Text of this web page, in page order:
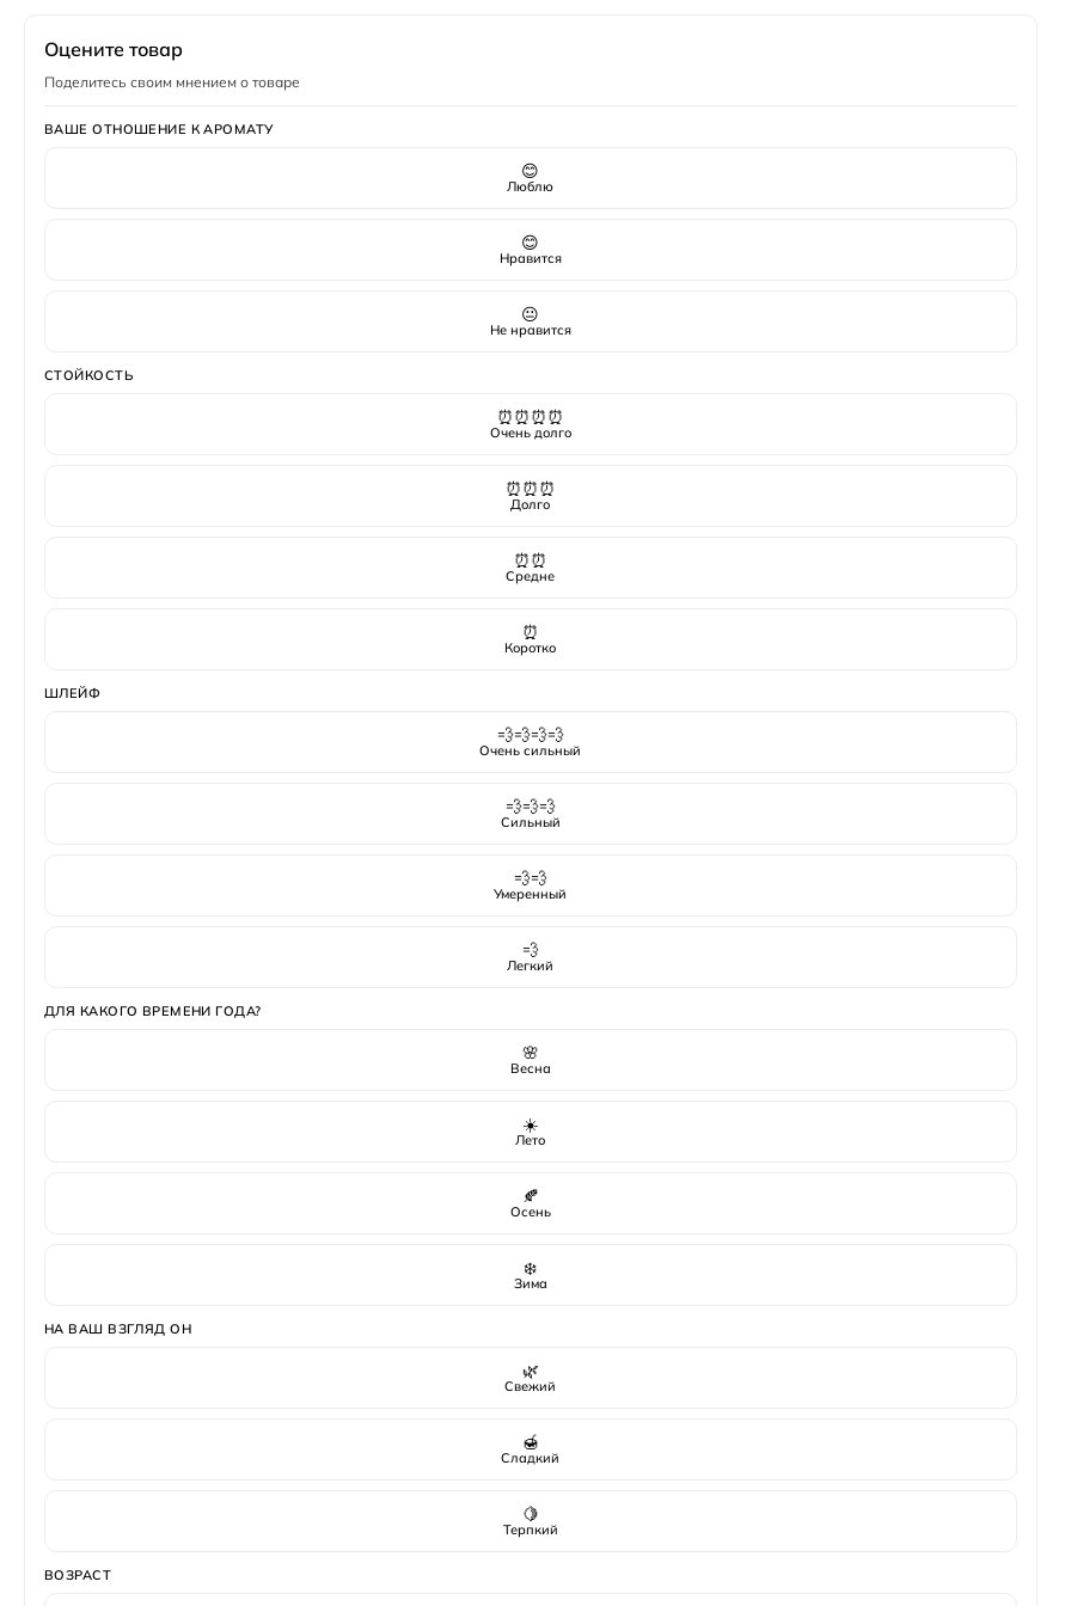
Оцените товар
Поделитесь своим мнением о товаре
ВАШЕ ОТНОШЕНИЕ К АРОМАТУ
😊
Люблю
😊
Нравится
😐
Не нравится
СТОЙКОСТЬ
⏰⏰⏰⏰
Очень долго
⏰⏰⏰
Долго
⏰⏰
Средне
⏰
Коротко
ШЛЕЙФ
💨💨💨💨
Очень сильный
💨💨💨
Сильный
💨💨
Умеренный
💨
Легкий
ДЛЯ КАКОГО ВРЕМЕНИ ГОДА?
🌸
Весна
☀️
Лето
🍂
Осень
❄️
Зима
НА ВАШ ВЗГЛЯД ОН
🌿
Свежий
🍯
Сладкий
🍋
Терпкий
ВОЗРАСТ